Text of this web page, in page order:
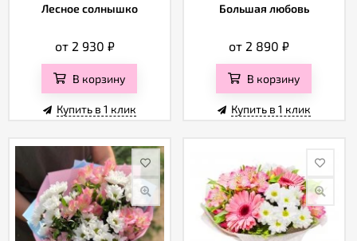
Лесное солнышко
от 2 930 ₽
В корзину
Купить в 1 клик
Большая любовь
от 2 890₽
В корзину
Купить в 1 клик